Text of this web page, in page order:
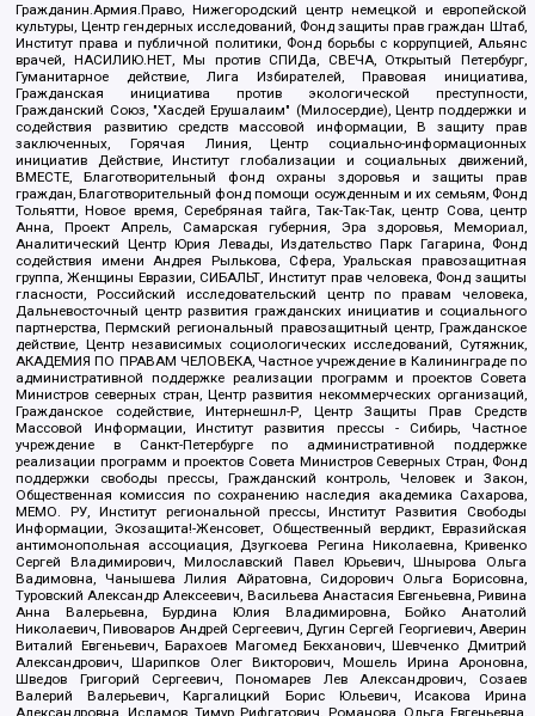
Гражданин.Армия.Право, Нижегородский центр немецкой и европейской
культуры, Центр гендерных исследований, Фонд защиты прав граждан Штаб,
Институт права и публичной политики, Фонд борьбы с коррупцией, Альянс
врачей, НАСИЛИЮ.НЕТ, Мы против СПИДа, СВЕЧА, Открытый Петербург,
Гуманитарное действие, Лига Избирателей, Правовая инициатива,
Гражданская инициатива против экологической преступности,
Гражданский Союз, "Хасдей Ерушалаим" (Милосердие), Центр поддержки и
содействия развитию средств массовой информации, В защиту прав
заключенных, Горячая Линия, Центр социально-информационных
инициатив Действие, Институт глобализации и социальных движений,
ВМЕСТЕ, Благотворительный фонд охраны здоровья и защиты прав
граждан, Благотворительный фонд помощи осужденным и их семьям, Фонд
Тольятти, Новое время, Серебряная тайга, Так-Так-Так, центр Сова, центр
Анна, Проект Апрель, Самарская губерния, Эра здоровья, Мемориал,
Аналитический Центр Юрия Левады, Издательство Парк Гагарина, Фонд
содействия имени Андрея Рылькова, Сфера, Уральская правозащитная
группа, Женщины Евразии, СИБАЛЬТ, Институт прав человека, Фонд защиты
гласности, Российский исследовательский центр по правам человека,
Дальневосточный центр развития гражданских инициатив и социального
партнерства, Пермский региональный правозащитный центр, Гражданское
действие, Центр независимых социологических исследований, Сутяжник,
АКАДЕМИЯ ПО ПРАВАМ ЧЕЛОВЕКА, Частное учреждение в Калининграде по
административной поддержке реализации программ и проектов Совета
Министров северных стран, Центр развития некоммерческих организаций,
Гражданское содействие, Интернешнл-Р, Центр Защиты Прав Средств
Массовой Информации, Институт развития прессы - Сибирь, Частное
учреждение в Санкт-Петербурге по административной поддержке
реализации программ и проектов Совета Министров Северных Стран, Фонд
поддержки свободы прессы, Гражданский контроль, Человек и Закон,
Общественная комиссия по сохранению наследия академика Сахарова,
МЕМО. РУ, Институт региональной прессы, Институт Развития Свободы
Информации, Экозащита!-Женсовет, Общественный вердикт, Евразийская
антимонопольная ассоциация, Дзугкоева Регина Николаевна, Кривенко
Сергей Владимирович, Милославский Павел Юрьевич, Шнырова Ольга
Вадимовна, Чанышева Лилия Айратовна, Сидорович Ольга Борисовна,
Туровский Александр Алексеевич, Васильева Анастасия Евгеньевна, Ривина
Анна Валерьевна, Бурдина Юлия Владимировна, Бойко Анатолий
Николаевич, Пивоваров Андрей Сергеевич, Дугин Сергей Георгиевич, Аверин
Виталий Евгеньевич, Барахоев Магомед Бекханович, Шевченко Дмитрий
Александрович, Шарипков Олег Викторович, Мошель Ирина Ароновна,
Шведов Григорий Сергеевич, Пономарев Лев Александрович, Созаев
Валерий Валерьевич, Каргалицкий Борис Юльевич, Исакова Ирина